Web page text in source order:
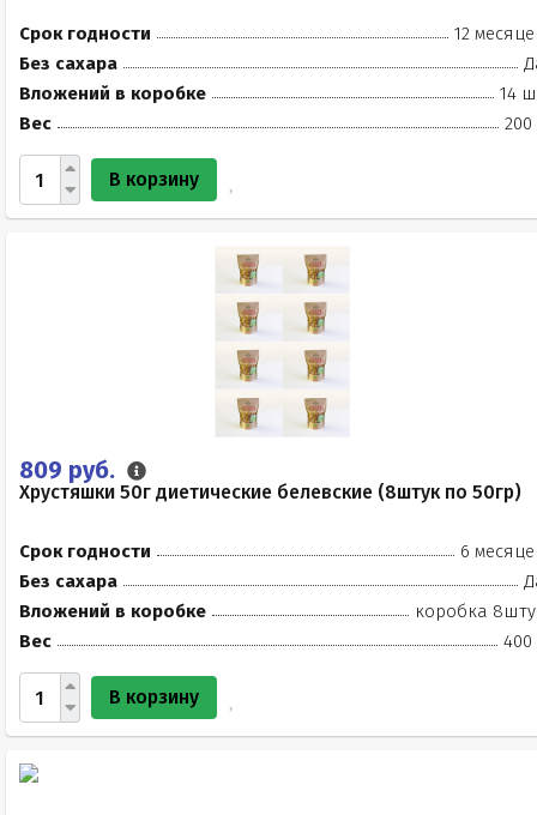
Срок годности
12
Без сахара
Вложений в коробке
14
Вес
200
В корзину
809 руб.
Хрустяшки 50г диетические белевские (8штук по 50гр)
Срок годности
6
Без сахара
Вложений в коробке
коробка
Вес
400
В корзину